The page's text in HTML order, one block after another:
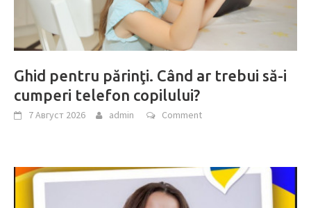
Ghid pentru părinţi. Când ar trebui să-i
cumperi telefon copilului?
7 Август 2026 admin Comment